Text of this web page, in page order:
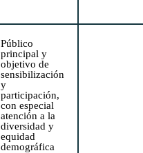
Público
principal y
objetivo de
sensibilización
y
participación,
con especial
atención a la
diversidad y
equidad
demográfica